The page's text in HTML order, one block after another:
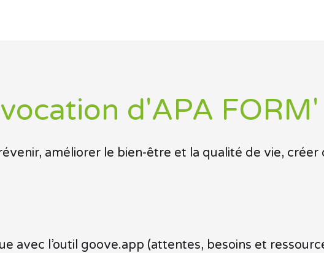
d'APA FORM'
améliorer le bien-être et la qualité de vie, créer
avec l’outil goove.app (attentes, besoins et